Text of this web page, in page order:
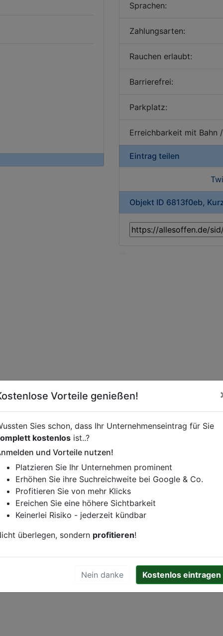
Sprachen:
Zahlungsarten:
Rauchen erlaubt:
Barrierefrei:
Parkplatz:
Erreichbarkeit mit Bahn
Eintrag teilen
Objekt ID 6813f0eb,
vornehmen, klicken Sie den folgenden Link.
oder andere relevante Informationen hinzufügen?
Gerne erweitern wir Ihren Firmeneintrag um
Ihren Wettbewerbern abheben.
Vorteile genießen!
Sies schon, dass Ihr Unternehmenseintrag für Sie
kostenlos ist..?
und Vorteile nutzen!
Platzieren Sie Ihr Unternehmen prominent
Erhöhen Sie ihre Suchreichweite bei Google & Co.
Profitieren Sie von mehr Klicks
Ereichen Sie eine höhere Sichtbarkeit
Keinerlei Risiko - jederzeit kündbar
überlegen, sondern profitieren!
Nein danke Kostenlos eintragen